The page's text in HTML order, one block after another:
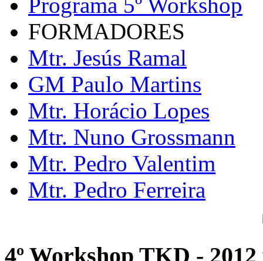
Programa 5º Workshop
FORMADORES
Mtr. Jesús Ramal
GM Paulo Martins
Mtr. Horácio Lopes
Mtr. Nuno Grossmann
Mtr. Pedro Valentim
Mtr. Pedro Ferreira
4º Workshop TKD - 2012